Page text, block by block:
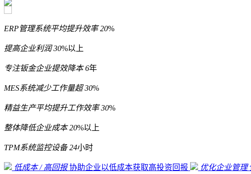
ERP管理系统平均提升效率 20%
提高企业利润 30%以上
专注钣金企业提效降本 6年
MES系统减少工作量超 30%
精益生产平均提升工作效率 30%
整体降低企业成本 20%以上
TPM系统监控设备 24小时
低成本 / 高回报 协助企业以低成本获取高投资回报 优化企业管理